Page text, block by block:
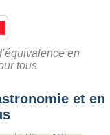
en
tous
et en